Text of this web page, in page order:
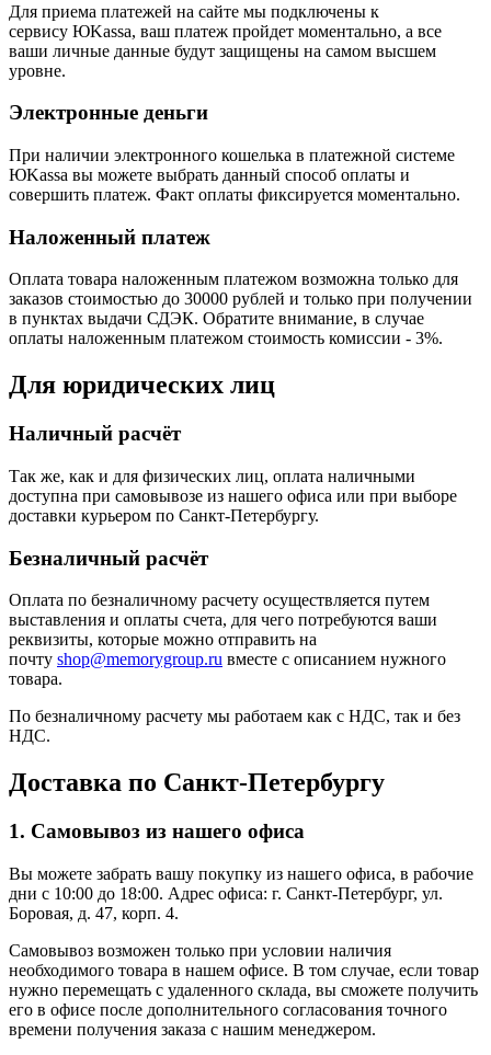
Для приема платежей на сайте мы подключены к
сервису ЮKassa, ваш платеж пройдет моментально, а все
ваши личные данные будут защищены на самом высшем
уровне.
Электронные деньги
При наличии электронного кошелька в платежной системе
ЮKassa вы можете выбрать данный способ оплаты и
совершить платеж. Факт оплаты фиксируется моментально.
Наложенный платеж
Оплата товара наложенным платежом возможна только для
заказов стоимостью до 30000 рублей и только при получении
в пунктах выдачи СДЭК. Обратите внимание, в случае
оплаты наложенным платежом стоимость комиссии - 3%.
Для юридических лиц
Наличный расчёт
Так же, как и для физических лиц, оплата наличными
доступна при самовывозе из нашего офиса или при выборе
доставки курьером по Санкт-Петербургу.
Безналичный расчёт
Оплата по безналичному расчету осуществляется путем
выставления и оплаты счета, для чего потребуются ваши
реквизиты, которые можно отправить на
почту shop@memorygroup.ru вместе с описанием нужного
товара.
По безналичному расчету мы работаем как с НДС, так и без
НДС.
Доставка по Санкт-Петербургу
1. Самовывоз из нашего офиса
Вы можете забрать вашу покупку из нашего офиса, в рабочие
дни с 10:00 до 18:00. Адрес офиса: г. Санкт-Петербург, ул.
Боровая, д. 47, корп. 4.
Самовывоз возможен только при условии наличия
необходимого товара в нашем офисе. В том случае, если товар
нужно перемещать с удаленного склада, вы сможете получить
его в офисе после дополнительного согласования точного
времени получения заказа с нашим менеджером.